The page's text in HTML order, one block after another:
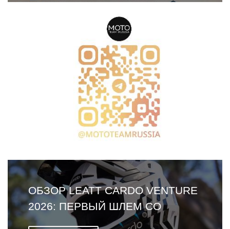
ОБЗОР LEATT CARDO VENTURE
2026: ПЕРВЫЙ ШЛЕМ СО
ВСТРОЕННОЙ ГАРНИТУРОЙ